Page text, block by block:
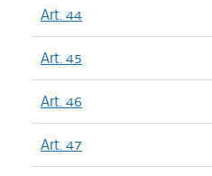
Art. 44
Art. 45
Art. 46
Art. 47